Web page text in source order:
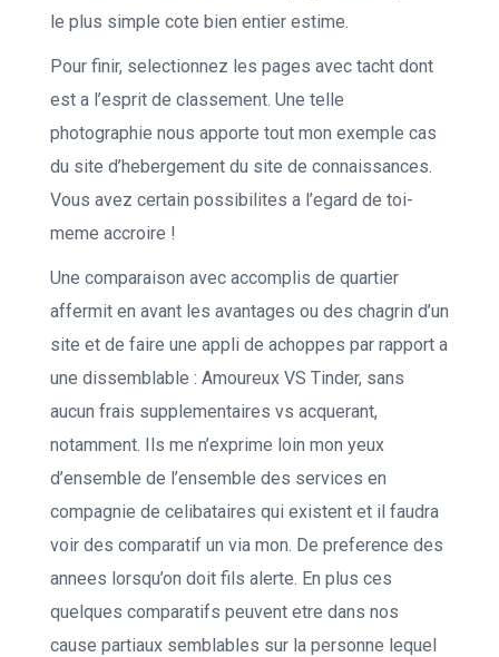
le plus simple cote bien entier estime.
Pour finir, selectionnez les pages avec tacht dont
est a l’esprit de classement. Une telle
photographie nous apporte tout mon exemple cas
du site d’hebergement du site de connaissances.
Vous avez certain possibilites a l’egard de toi-
meme accroire !
Une comparaison avec accomplis de quartier
affermit en avant les avantages ou des chagrin d’un
site et de faire une appli de achoppes par rapport a
une dissemblable : Amoureux VS Tinder, sans
aucun frais supplementaires vs acquerant,
notamment. Ils me n’exprime loin mon yeux
d’ensemble de l’ensemble des services en
compagnie de celibataires qui existent et il faudra
voir des comparatif un via mon. De preference des
annees lorsqu’on doit fils alerte. En plus ces
quelques comparatifs peuvent etre dans nos
cause partiaux semblables sur la personne lequel